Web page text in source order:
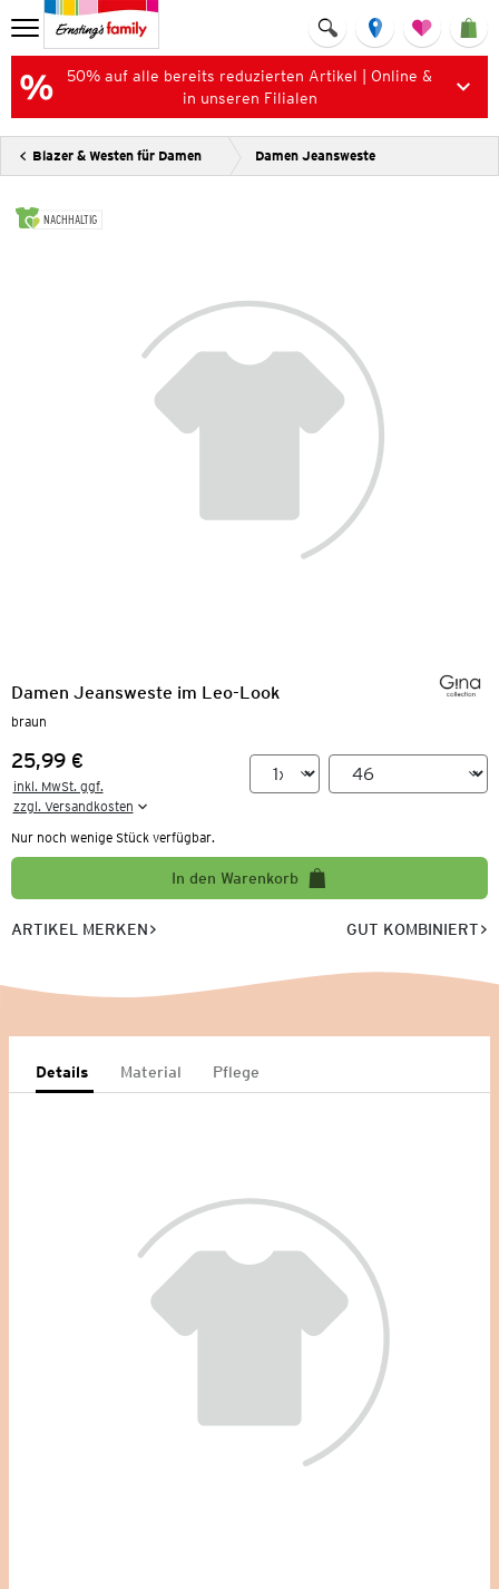
50% auf alle bereits reduzierten Artikel | Online &
in unseren Filialen
Blazer & Westen für Damen Damen Jeansweste
NACHHALTIG
Damen Jeansweste im Leo-Look
braun
Preis:
25,99 €
inkl. MwSt. ggf.
zzgl. Versandkosten
Nur noch wenige Stück verfügbar.
In den Warenkorb
ARTIKEL MERKEN GUT KOMBINIERT
Details Material Pflege